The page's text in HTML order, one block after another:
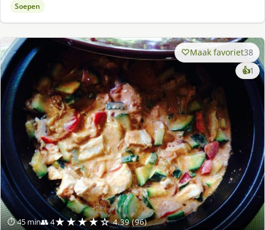
Soepen
⏱ 45 min👥 4★★★★☆ 4.39 (96)
Maak favoriet38
👍1